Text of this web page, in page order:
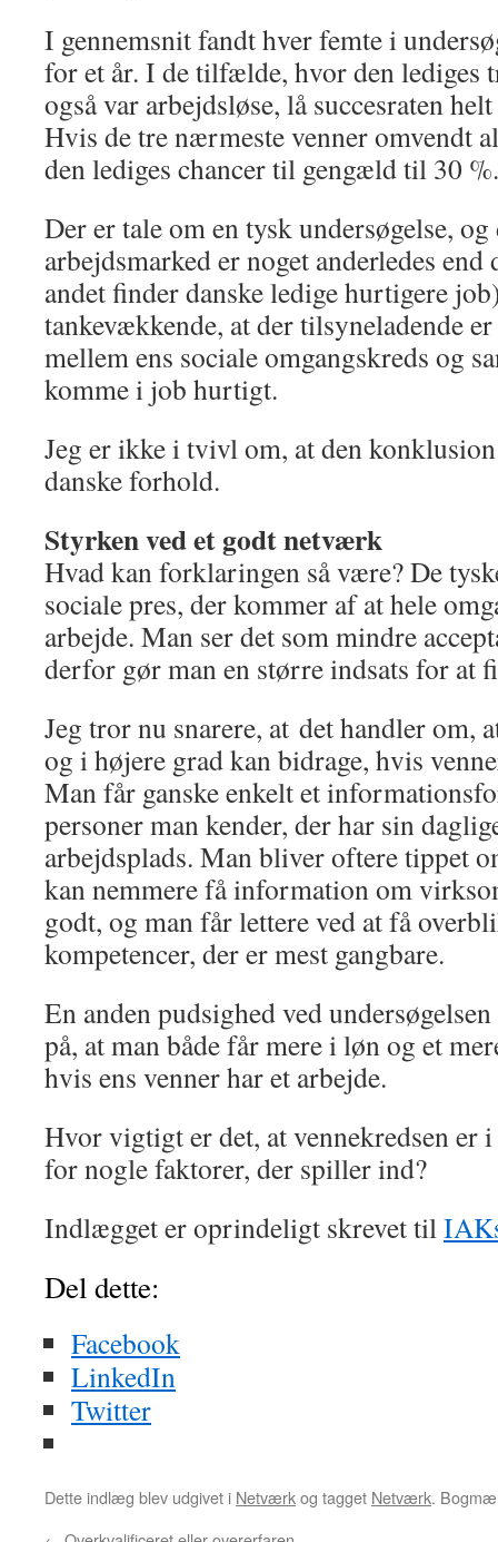
I gennemsnit fandt hver femte i
for et år. I de tilfælde, hvor den lediges
også var arbejdsløse, lå succesraten
Hvis de tre nærmeste venner omvendt
den lediges chancer til gengæld til 30 %.
Der er tale om en tysk undersøgelse, og
arbejdsmarked er noget anderledes end
andet finder danske ledige hurtigere
tankevækkende, at der tilsyneladende
mellem ens sociale omgangskreds og
komme i job hurtigt.
Jeg er ikke i tvivl om, at den
danske forhold.
Styrken ved et godt netværk
Hvad kan forklaringen så være? De
sociale pres, der kommer af at hele
arbejde. Man ser det som mindre
derfor gør man en større indsats for at
Jeg tror nu snarere, at det handler om,
og i højere grad kan bidrage, hvis
Man får ganske enkelt et
personer man kender, der har sin
arbejdsplads. Man bliver oftere tippet
kan nemmere få information om
godt, og man får lettere ved at få
kompetencer, der er mest gangbare.
En anden pudsighed ved
på, at man både får mere i løn og et
hvis ens venner har et arbejde.
Hvor vigtigt er det, at vennekredsen er
for nogle faktorer, der spiller ind?
Indlægget er oprindeligt skrevet til
Del dette:
Facebook
LinkedIn
Twitter
Dette indlæg blev udgivet i Netværkog tagget Netværk.